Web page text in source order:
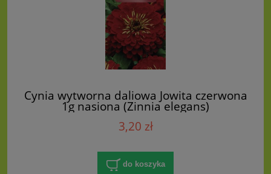
Cynia wytworna daliowa Jowita czerwona
1g nasiona (Zinnia elegans)
3,20 zł
do koszyka